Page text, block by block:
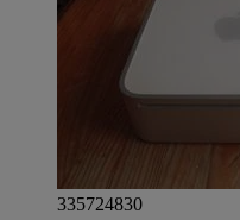
335724830